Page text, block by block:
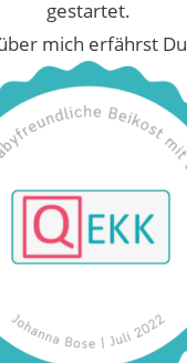
gestartet.
mich erfährst Du